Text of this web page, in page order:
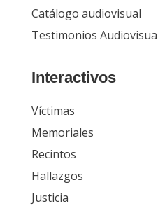
Catálogo audiovisual
Testimonios
Interactivos
Víctimas
Memoriales
Recintos
Hallazgos
Justicia